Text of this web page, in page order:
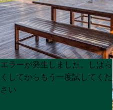
Product
List
Product
List
エラーが発生しました。しばら
くしてからもう一度試してくだ
さい